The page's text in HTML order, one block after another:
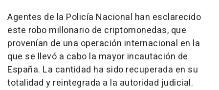
Agentes de la Policía Nacional han esclarecido
este robo millonario de criptomonedas, que
provenían de una operación internacional en la
que se llevó a cabo la mayor incautación de
España. La cantidad ha sido recuperada en su
totalidad y reintegrada a la autoridad judicial.